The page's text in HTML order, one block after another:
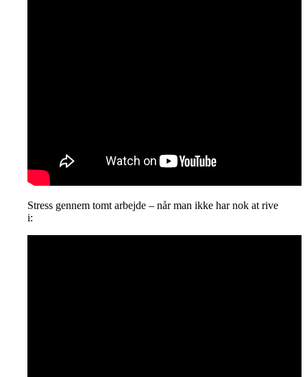
Stress gennem tomt arbejde – når man ikke har nok at rive
i: